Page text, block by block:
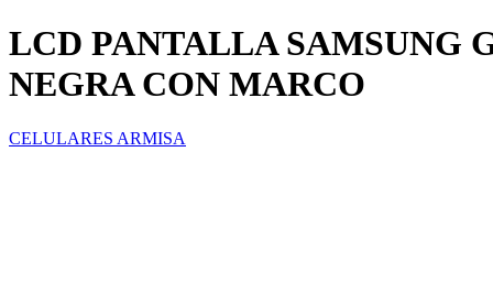
LCD PANTALLA SAMSUNG
NEGRA CON MARCO
CELULARES ARMISA